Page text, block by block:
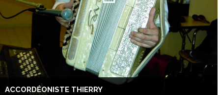
ACCORDÉONISTE THIERRY